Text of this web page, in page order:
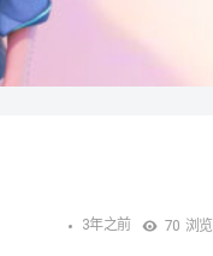
3年之前 70 浏览